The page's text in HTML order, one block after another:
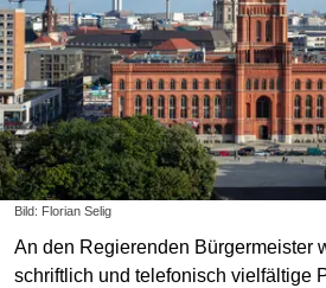
Bild: Florian Selig
An den Regierenden Bürgermeister
schriftlich und telefonisch vielfältige